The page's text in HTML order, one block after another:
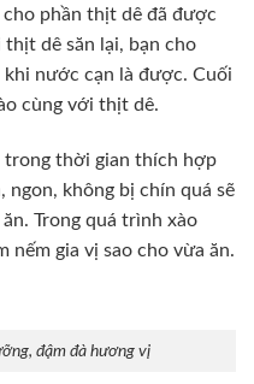
phần thịt dê đã được
dê săn lại, bạn cho
nước cạn là được. Cuối
cùng với thịt dê.
trong thời gian thích hợp
ngon, không bị chín quá sẽ
Trong quá trình xào
nếm gia vị sao cho vừa ăn.
đậm đà hương vị